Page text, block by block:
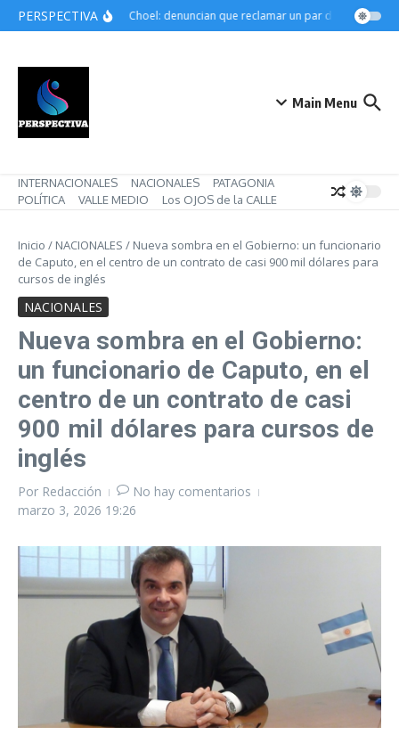
Saltar al contenido
PERSPECTIVAChoele Choel: denuncian que reclamar un par de botines
Main Menu
INTERNACIONALES NACIONALES
PATAGONIA
POLÍTICA
VALLE MEDIO Los OJOS de la CALLE
Inicio / NACIONALES / Nueva sombra en el Gobierno: un funcionario
de Caputo, en el centro de un contrato de casi 900 mil dólares para
cursos de inglés
NACIONALES
Nueva sombra en el Gobierno:
un funcionario de Caputo, en el
centro de un contrato de casi
900 mil dólares para cursos de
inglés
Por Redacción
No hay comentarios
marzo 3, 2026 19:26